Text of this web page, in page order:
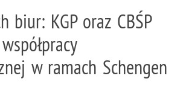
biur: KGP oraz CBŚP
w ramach Schengen